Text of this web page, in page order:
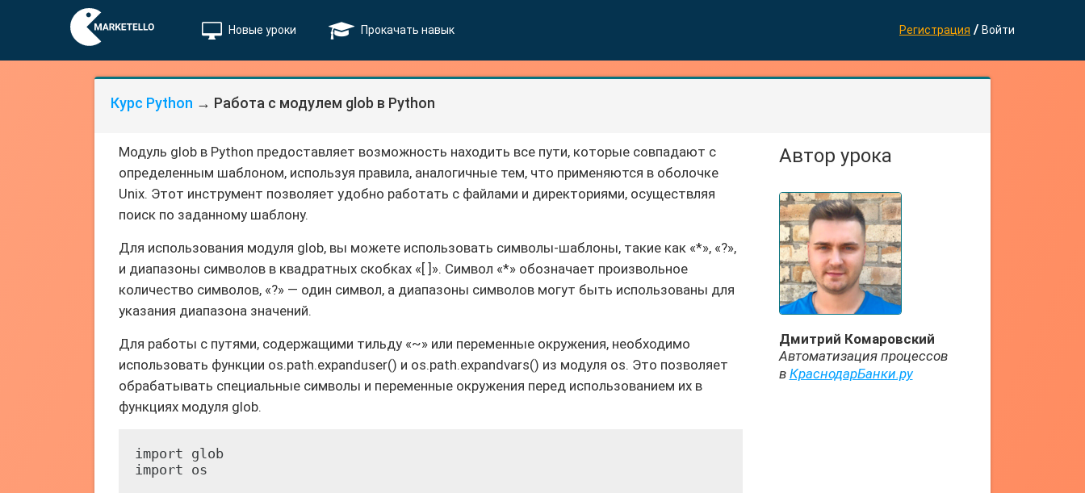
Новые уроки Прокачать навык Регистрация / Войти
Курс Python → Работа с модулем glob в Python
Модуль glob в Python предоставляет возможность находить все пути, которые совпадают с
определенным шаблоном, используя правила, аналогичные тем, что применяются в оболочке
Unix. Этот инструмент позволяет удобно работать с файлами и директориями, осуществляя
поиск по заданному шаблону.
Для использования модуля glob, вы можете использовать символы-шаблоны, такие как «*», «?»,
и диапазоны символов в квадратных скобках «[ ]». Символ «*» обозначает произвольное
количество символов, «?» — один символ, а диапазоны символов могут быть использованы для
указания диапазона значений.
Для работы с путями, содержащими тильду «~» или переменные окружения, необходимо
использовать функции os.path.expanduser() и os.path.expandvars() из модуля os. Это позволяет
обрабатывать специальные символы и переменные окружения перед использованием их в
функциях модуля glob.
import glob
import os
Автор урока
Дмитрий Комаровский
Автоматизация процессов
в КраснодарБанки.ру